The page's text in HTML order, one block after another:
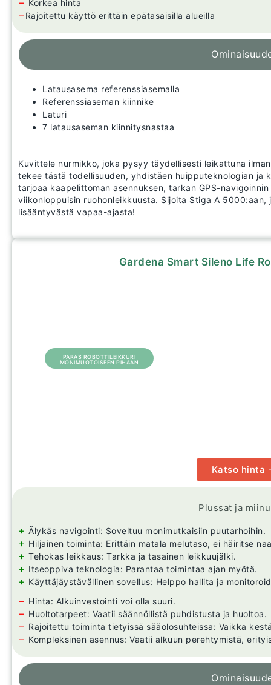
− Korkea hinta
−Rajoitettu käyttö erittäin epätasaisilla alueilla
Latausasema referenssiasemalla
Referenssiaseman kiinnike
Laturi
7 latausaseman kiinnitysnastaa
Kuvittele nurmikko, joka pysyy täydellisesti leikattuna
tekee tästä todellisuuden, yhdistäen huipputeknologian ja
tarjoaa kaapelittoman asennuksen, tarkan GPS-
viikonloppuisin ruohonleikkuusta. Sijoita Stiga A 5000:aan,
lisääntyvästä vapaa-ajasta!
Gardena Smart Sileno Life
PARAS ROBOTTILEIKKURI
MONIMUOTOISEEN PIHAAN
Katso hinta
Plussat ja
+ Älykäs navigointi: Soveltuu monimutkaisiin puutarhoihin.
+ Hiljainen toiminta: Erittäin matala melutaso, ei häiritse
+ Tehokas leikkaus: Tarkka ja tasainen leikkuujälki.
+ Itseoppiva teknologia: Parantaa toimintaa ajan myötä.
+ Käyttäjäystävällinen sovellus: Helppo hallita ja
− Hinta: Alkuinvestointi voi olla suuri.
− Huoltotarpeet: Vaatii säännöllistä puhdistusta ja huoltoa.
− Rajoitettu toiminta tietyissä sääolosuhteissa: Vaikka
− Kompleksinen asennus: Vaatii alkuun perehtymistä,